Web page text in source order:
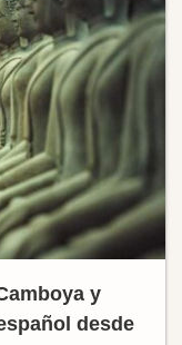
y
desde